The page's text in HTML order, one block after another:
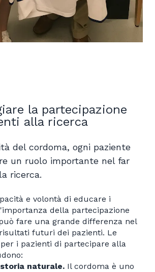
la partecipazione
alla ricerca
del cordoma, ogni paziente
un ruolo importante nel far
ricerca.
e volontà di educare i
della partecipazione
fare una grande differenza nel
futuri dei pazienti. Le
i pazienti di partecipare alla
naturale. Il cordoma è uno